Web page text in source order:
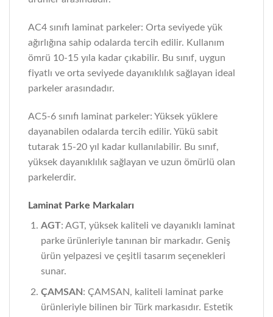
AC4 sınıfı laminat parkeler: Orta seviyede yük
ağırlığına sahip odalarda tercih edilir. Kullanım
ömrü 10-15 yıla kadar çıkabilir. Bu sınıf, uygun
fiyatlı ve orta seviyede dayanıklılık sağlayan ideal
parkeler arasındadır.
AC5-6 sınıfı laminat parkeler: Yüksek yüklere
dayanabilen odalarda tercih edilir. Yükü sabit
tutarak 15-20 yıl kadar kullanılabilir. Bu sınıf,
yüksek dayanıklılık sağlayan ve uzun ömürlü olan
parkelerdir.
Laminat Parke Markaları
AGT: AGT, yüksek kaliteli ve dayanıklı laminat
parke ürünleriyle tanınan bir markadır. Geniş
ürün yelpazesi ve çeşitli tasarım seçenekleri
sunar.
ÇAMSAN : ÇAMSAN, kaliteli laminat parke
ürünleriyle bilinen bir Türk markasıdır. Estetik